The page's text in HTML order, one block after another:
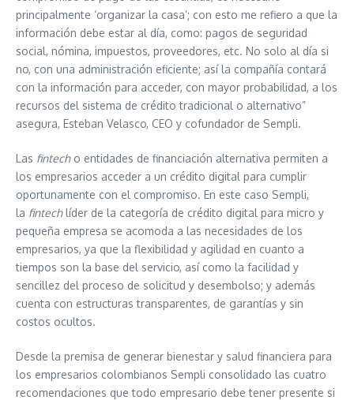
principalmente ‘organizar la casa’; con esto me refiero a que la
información debe estar al día, como: pagos de seguridad
social, nómina, impuestos, proveedores, etc. No solo al día si
no, con una administración eficiente; así la compañía contará
con la información para acceder, con mayor probabilidad, a los
recursos del sistema de crédito tradicional o alternativo”
asegura, Esteban Velasco, CEO y cofundador de Sempli.
Las fintecho entidades de financiación alternativa permiten a
los empresarios acceder a un crédito digital para cumplir
oportunamente con el compromiso. En este caso Sempli,
la fintechlíder de la categoría de crédito digital para micro y
pequeña empresa se acomoda a las necesidades de los
empresarios, ya que la flexibilidad y agilidad en cuanto a
tiempos son la base del servicio, así como la facilidad y
sencillez del proceso de solicitud y desembolso; y además
cuenta con estructuras transparentes, de garantías y sin
costos ocultos.
Desde la premisa de generar bienestar y salud financiera para
los empresarios colombianos Sempli consolidado las cuatro
recomendaciones que todo empresario debe tener presente si